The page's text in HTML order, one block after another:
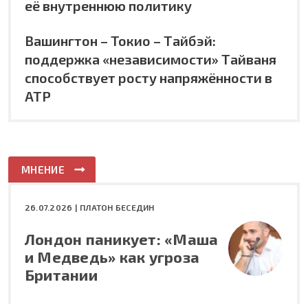
её внутреннюю политику
Вашингтон – Токио – Тайбэй:
поддержка «независимости» Тайваня
способствует росту напряжённости в
АТР
МНЕНИЕ
26.07.2026 | ПЛАТОН БЕСЕДИН
Лондон паникует: «Маша
и Медведь» как угроза
Британии